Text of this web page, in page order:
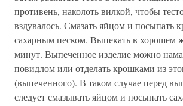
противень, наколоть вилкой, чтобы
вздувалось. Смазать яйцом и посыпать
сахарным песком. Выпекать в хорошем
минут. Выпеченное изделие можно
повидлом или отделать крошками из
(выпеченного). В таком случае перед
следует смазывать яйцом и посыпать